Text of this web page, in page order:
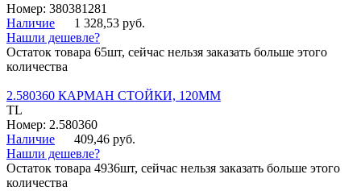
Номер: 380381281
Наличие
1 328,53 руб.
Нашли дешевле?
Остаток товара 65шт, сейчас нельзя заказать больше этого
количества
2.580360 КАРМАН СТОЙКИ, 120ММ
TL
Номер: 2.580360
Наличие
409,46 руб.
Нашли дешевле?
Остаток товара 4936шт, сейчас нельзя заказать больше этого
количества